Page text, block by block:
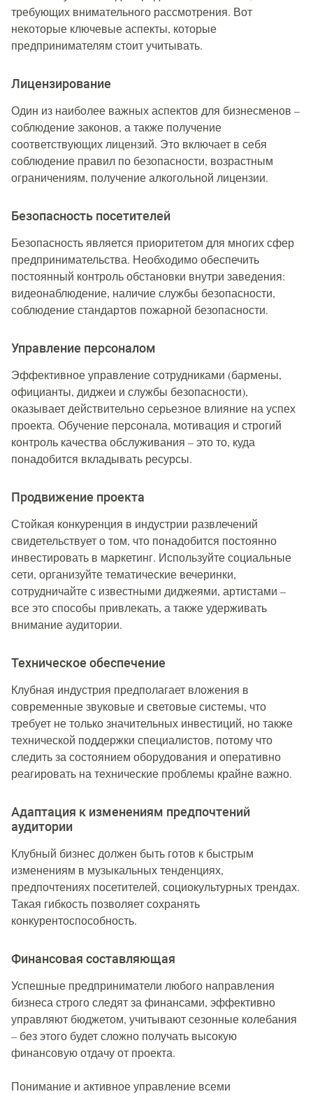
требующих внимательного рассмотрения. Вот
некоторые ключевые аспекты, которые
предпринимателям стоит учитывать.
Лицензирование
Один из наиболее важных аспектов для бизнесменов –
соблюдение законов, а также получение
соответствующих лицензий. Это включает в себя
соблюдение правил по безопасности, возрастным
ограничениям, получение алкогольной лицензии.
Безопасность посетителей
Безопасность является приоритетом для многих сфер
предпринимательства. Необходимо обеспечить
постоянный контроль обстановки внутри заведения:
видеонаблюдение, наличие службы безопасности,
соблюдение стандартов пожарной безопасности.
Управление персоналом
Эффективное управление сотрудниками (бармены,
официанты, диджеи и службы безопасности),
оказывает действительно серьезное влияние на успех
проекта. Обучение персонала, мотивация и строгий
контроль качества обслуживания – это то, куда
понадобится вкладывать ресурсы.
Продвижение проекта
Стойкая конкуренция в индустрии развлечений
свидетельствует о том, что понадобится постоянно
инвестировать в маркетинг. Используйте социальные
сети, организуйте тематические вечеринки,
сотрудничайте с известными диджеями, артистами –
все это способы привлекать, а также удерживать
внимание аудитории.
Техническое обеспечение
Клубная индустрия предполагает вложения в
современные звуковые и световые системы, что
требует не только значительных инвестиций, но также
технической поддержки специалистов, потому что
следить за состоянием оборудования и оперативно
реагировать на технические проблемы крайне важно.
Адаптация к изменениям предпочтений
аудитории
Клубный бизнес должен быть готов к быстрым
изменениям в музыкальных тенденциях,
предпочтениях посетителей, социокультурных трендах.
Такая гибкость позволяет сохранять
конкурентоспособность.
Финансовая составляющая
Успешные предприниматели любого направления
бизнеса строго следят за финансами, эффективно
управляют бюджетом, учитывают сезонные колебания
– без этого будет сложно получать высокую
финансовую отдачу от проекта.
Понимание и активное управление всеми